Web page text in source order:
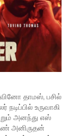
தாமஸ், பசில்
உருவாகி
அனந்து எஸ்
அனிருதன்